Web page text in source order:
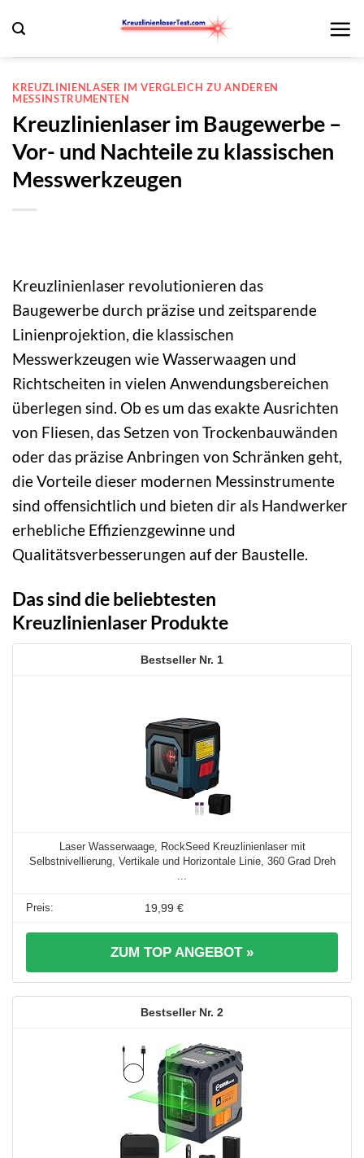
Inhalt
springen
KREUZLINIENLASER IM VERGLEICH ZU ANDEREN
MESSINSTRUMENTEN
Kreuzlinienlaser im Baugewerbe –
Vor- und Nachteile zu klassischen
Messwerkzeugen
Kreuzlinienlaser revolutionieren das
Baugewerbe durch präzise und zeitsparende
Linienprojektion, die klassischen
Messwerkzeugen wie Wasserwaagen und
Richtscheiten in vielen Anwendungsbereichen
überlegen sind. Ob es um das exakte Ausrichten
von Fliesen, das Setzen von Trockenbauwänden
oder das präzise Anbringen von Schränken geht,
die Vorteile dieser modernen Messinstrumente
sind offensichtlich und bieten dir als Handwerker
erhebliche Effizienzgewinne und
Qualitätsverbesserungen auf der Baustelle.
Das sind die beliebtesten
Kreuzlinienlaser Produkte
1
Laser Wasserwaage, RockSeed Kreuzlinienlaser mit
Selbstnivellierung, Vertikale und Horizontale Linie, 360 Grad Dreh
...
19,99 €
ZUM TOP ANGEBOT »
2